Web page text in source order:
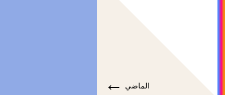
الماضي ←